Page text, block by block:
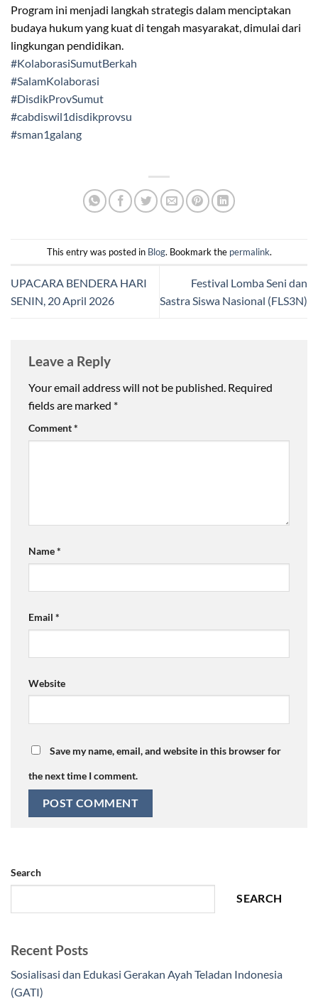
Program ini menjadi langkah strategis dalam menciptakan
budaya hukum yang kuat di tengah masyarakat, dimulai dari
lingkungan pendidikan.
#KolaborasiSumutBerkah
#SalamKolaborasi
#DisdikProvSumut
#cabdiswil1disdikprovsu
#sman1galang
This entry was posted in Blog. Bookmark the permalink.
UPACARA BENDERA HARI
SENIN, 20 April 2026
Festival Lomba Seni dan
Sastra Siswa Nasional (FLS3N)
Leave a Reply
Your email address will not be published. Required
fields are marked *
Comment*
Name*
Email *
Website
Save my name, email, and website in this browser for
the next time I comment.
Search
SEARCH
Recent Posts
Sosialisasi dan Edukasi Gerakan Ayah Teladan Indonesia
(GATI)